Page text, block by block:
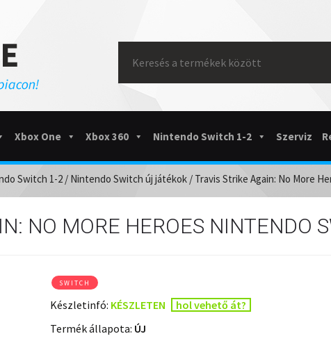
for:
Xbox One Xbox 360 Nintendo Switch 1-2 Szerviz
Switch 1-2 / Nintendo Switch új játékok / Travis Strike Again: No More
NO MORE HEROES NINTENDO
SWITCH
Készletinfó: KÉSZLETEN
hol vehető át?
Termék állapota: ÚJ